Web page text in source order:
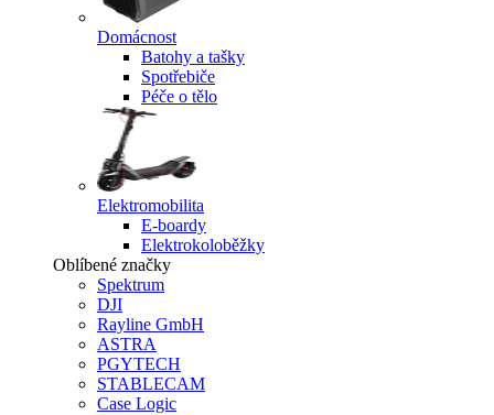
Domácnost
Batohy a tašky
Spotřebiče
Péče o tělo
Elektromobilita
E-boardy
Elektrokoloběžky
Oblíbené značky
Spektrum
DJI
Rayline GmbH
ASTRA
PGYTECH
STABLECAM
Case Logic